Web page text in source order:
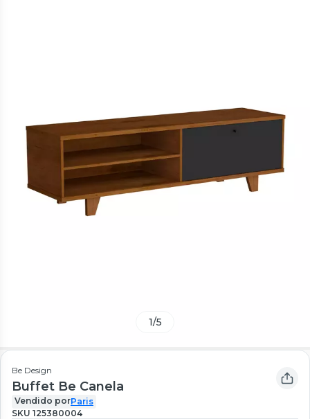
1/5
Be Design
Buffet Be Canela
Vendido porParis
SKU 125380004